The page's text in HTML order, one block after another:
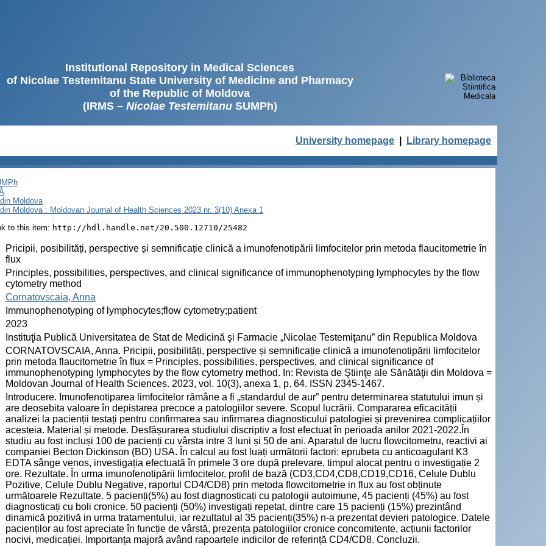
Institutional Repository in Medical Sciences
of Nicolae Testemitanu State University of Medicine and Pharmacy
of the Republic of Moldova
(IRMS – Nicolae TestemitanuSUMPh)
University homepage Library homepage
Moldova
Moldova : Moldovan Journal of Health Sciences 2023 nr. 3(10) Anexa 1
to this item: http://hdl.handle.net/20.500.12710/25482
Pricipii, posibilități, perspective și semnificație clinică a imunofenotipării limfocitelor prin metoda flaucitometrie în
flux
Principles, possibilities, perspectives, and clinical significance of immunophenotyping lymphocytes by the flow
cytometry method
Cornatovscaia, Anna
Immunophenotyping of lymphocytes;flow cytometry;patient
2023
Instituţia Publică Universitatea de Stat de Medicină şi Farmacie „Nicolae Testemiţanu” din Republica Moldova
CORNATOVSCAIA, Anna. Pricipii, posibilități, perspective și semnificație clinică a imunofenotipării limfocitelor
prin metoda flaucitometrie în flux = Principles, possibilities, perspectives, and clinical significance of
immunophenotyping lymphocytes by the flow cytometry method. In: Revista de Ştiinţe ale Sănătăţii din Moldova =
Moldovan Journal of Health Sciences. 2023, vol. 10(3), anexa 1, p. 64. ISSN 2345-1467.
Introducere. Imunofenotiparea limfocitelor rămâne a fi „standardul de aur” pentru determinarea statutului imun și
are deosebita valoare în depistarea precoce a patologiilor severe. Scopul lucrării. Compararea eficacității
analizei la pacienții testați pentru confirmarea sau infirmarea diagnosticului patologiei și prevenirea complicațiilor
acesteia. Material și metode. Desfășurarea studiului discriptiv a fost efectuat în perioada anilor 2021-2022.În
studiu au fost incluși 100 de pacienți cu vârsta intre 3 luni și 50 de ani. Aparatul de lucru flowcitometru, reactivi ai
companiei Becton Dickinson (BD) USA. În calcul au fost luați următorii factori: eprubeta cu anticoagulant K3
EDTA sânge venos, investigația efectuată în primele 3 ore după prelevare, timpul alocat pentru o investigație 2
ore. Rezultate. În urma imunofenotipării limfocitelor, profil de bază (CD3,CD4,CD8,CD19,CD16, Celule Dublu
Pozitive, Celule Dublu Negative, raportul CD4/CD8) prin metoda flowcitometrie in flux au fost obținute
următoarele Rezultate. 5 pacienți(5%) au fost diagnosticați cu patologii autoimune, 45 pacienți (45%) au fost
diagnosticați cu boli cronice. 50 pacienți (50%) investigați repetat, dintre care 15 pacienți (15%) prezintând
dinamică pozitivă in urma tratamentului, iar rezultatul al 35 pacienți(35%) n-a prezentat devieri patologice. Datele
pacienților au fost apreciate în funcție de vârstă, prezența patologiilor cronice concomitente, acțiunii factorilor
nocivi, medicației. Importanța majoră având rapoartele indicilor de referință CD4/CD8. Concluzii.